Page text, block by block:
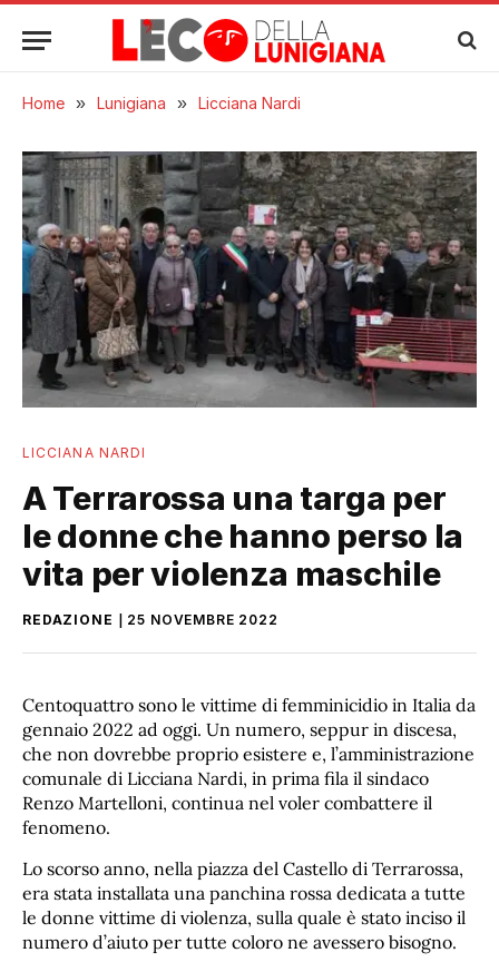
Home » Lunigiana » Licciana Nardi
LICCIANA NARDI
A Terrarossa una targa per
le donne che hanno perso la
vita per violenza maschile
REDAZIONE 25 NOVEMBRE 2022
Centoquattro sono le vittime di femminicidio in Italia da
gennaio 2022 ad oggi. Un numero, seppur in discesa,
che non dovrebbe proprio esistere e, l’amministrazione
comunale di Licciana Nardi, in prima fila il sindaco
Renzo Martelloni, continua nel voler combattere il
fenomeno.
Lo scorso anno, nella piazza del Castello di Terrarossa,
era stata installata una panchina rossa dedicata a tutte
le donne vittime di violenza, sulla quale è stato inciso il
numero d’aiuto per tutte coloro ne avessero bisogno.